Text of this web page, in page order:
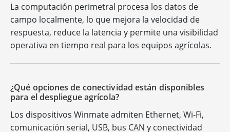
La computación perimetral procesa los datos de
campo localmente, lo que mejora la velocidad de
respuesta, reduce la latencia y permite una visibilidad
operativa en tiempo real para los equipos agrícolas.
¿Qué opciones de conectividad están disponibles
para el despliegue agrícola?
Los dispositivos Winmate admiten Ethernet, Wi-Fi,
comunicación serial, USB, bus CAN y conectividad